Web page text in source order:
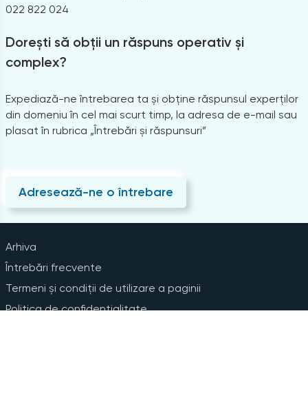
022 822 024
Dorești să obții un răspuns operativ și
complex?
Expediază-ne întrebarea ta și obține răspunsul experților
din domeniu în cel mai scurt timp, la adresa de e-mail sau
plasat în rubrica „Întrebări și răspunsuri”
Adresează-ne o întrebare
Arhiva
Întrebări frecvente
Termeni și condiții de utilizare a paginii
Politica de confidențialitate